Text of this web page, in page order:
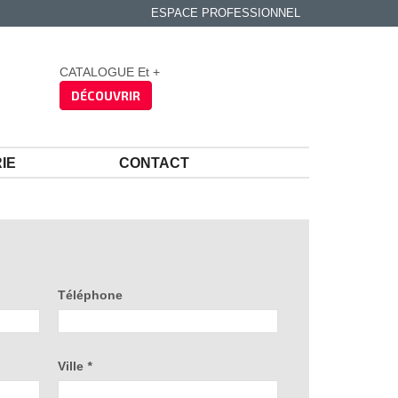
ESPACE PROFESSIONNEL
CATALOGUE Et +
DÉCOUVRIR
CONTACT
Téléphone
Ville *